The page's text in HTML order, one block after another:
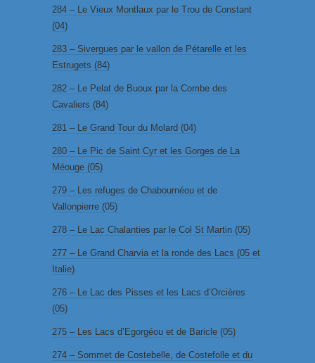
284 – Le Vieux Montlaux par le Trou de Constant
(04)
283 – Sivergues par le vallon de Pétarelle et les
Estrugets (84)
282 – Le Pelat de Buoux par la Combe des
Cavaliers (84)
281 – Le Grand Tour du Molard (04)
280 – Le Pic de Saint Cyr et les Gorges de La
Méouge (05)
279 – Les refuges de Chabournéou et de
Vallonpierre (05)
278 – Le Lac Chalanties par le Col St Martin (05)
277 – Le Grand Charvia et la ronde des Lacs (05 et
Italie)
276 – Le Lac des Pisses et les Lacs d’Orcières
(05)
275 – Les Lacs d’Egorgéou et de Baricle (05)
274 – Sommet de Costebelle, de Costefolle et du